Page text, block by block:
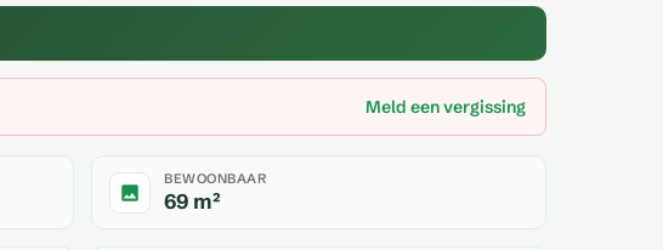
Meld een vergissing
BEWOONBAAR
69 m²